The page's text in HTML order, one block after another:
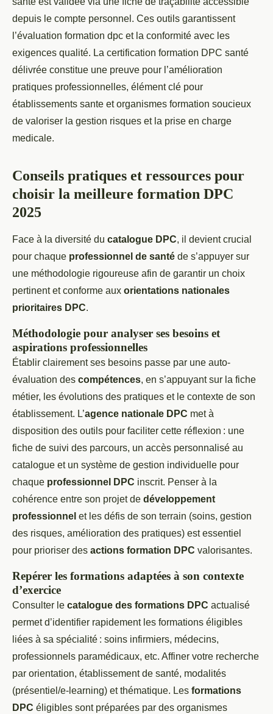
depuis le compte personnel. Ces outils garantissent
l’évaluation formation dpc et la conformité avec les
exigences qualité. La certification formation DPC santé
délivrée constitue une preuve pour l’amélioration
pratiques professionnelles, élément clé pour
établissements sante et organismes formation soucieux
de valoriser la gestion risques et la prise en charge
medicale.
Conseils pratiques et ressources pour
choisir la meilleure formation DPC
2025
Face à la diversité du catalogue DPC, il devient crucial
pour chaque professionnel de santé de s’appuyer sur
une méthodologie rigoureuse afin de garantir un choix
pertinent et conforme aux orientations nationales
prioritaires DPC.
Méthodologie pour analyser ses besoins et
aspirations professionnelles
Établir clairement ses besoins passe par une auto-
évaluation des compétences, en s’appuyant sur la fiche
métier, les évolutions des pratiques et le contexte de son
établissement. L’agence nationale DPC met à
disposition des outils pour faciliter cette réflexion : une
fiche de suivi des parcours, un accès personnalisé au
catalogue et un système de gestion individuelle pour
chaque professionnel DPC inscrit. Penser à la
cohérence entre son projet de développement
professionnel et les défis de son terrain (soins, gestion
des risques, amélioration des pratiques) est essentiel
pour prioriser des actions formation DPC valorisantes.
Repérer les formations adaptées à son contexte
d’exercice
Consulter le catalogue des formations DPC actualisé
permet d’identifier rapidement les formations éligibles
liées à sa spécialité : soins infirmiers, médecins,
professionnels paramédicaux, etc. Affiner votre recherche
par orientation, établissement de santé, modalités
(présentiel/e-learning) et thématique. Les formations
DPC éligibles sont préparées par des organismes